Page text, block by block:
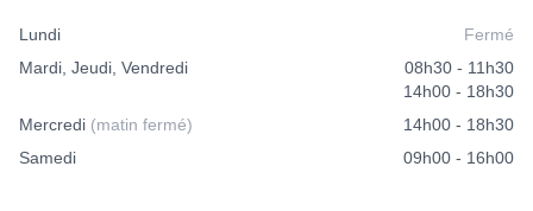
Lundi
Fermé
Mardi, Jeudi, Vendredi
08h30 - 11h30
14h00 - 18h30
Mercredi (matin fermé)
14h00 - 18h30
Samedi
09h00 - 16h00